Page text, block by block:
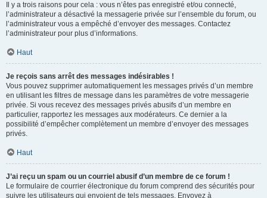
Il y a trois raisons pour cela : vous n’êtes pas enregistré et/ou connecté,
l’administrateur a désactivé la messagerie privée sur l’ensemble du forum, ou
l’administrateur vous a empêché d’envoyer des messages. Contactez
l’administrateur pour plus d’informations.
Haut
Je reçois sans arrêt des messages indésirables !
Vous pouvez supprimer automatiquement les messages privés d’un membre
en utilisant les filtres de message dans les paramètres de votre messagerie
privée. Si vous recevez des messages privés abusifs d’un membre en
particulier, rapportez les messages aux modérateurs. Ce dernier a la
possibilité d’empêcher complètement un membre d’envoyer des messages
privés.
Haut
J’ai reçu un spam ou un courriel abusif d’un membre de ce forum !
Le formulaire de courrier électronique du forum comprend des sécurités pour
suivre les utilisateurs qui envoient de tels messages. Envoyez à